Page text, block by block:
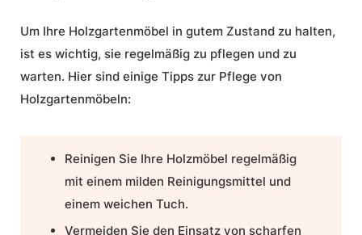
Um Ihre Holzgartenmöbel in gutem Zustand zu halten,
ist es wichtig, sie regelmäßig zu pflegen und zu
warten. Hier sind einige Tipps zur Pflege von
Holzgartenmöbeln:
Reinigen Sie Ihre Holzmöbel regelmäßig
mit einem milden Reinigungsmittel und
einem weichen Tuch.
Vermeiden Sie den Einsatz von scharfen